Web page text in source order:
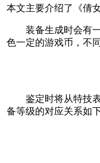
本文主要介绍了《倩
装备生成时会有一
色一定的游戏币，不
鉴定时将从特技表
备等级的对应关系如下